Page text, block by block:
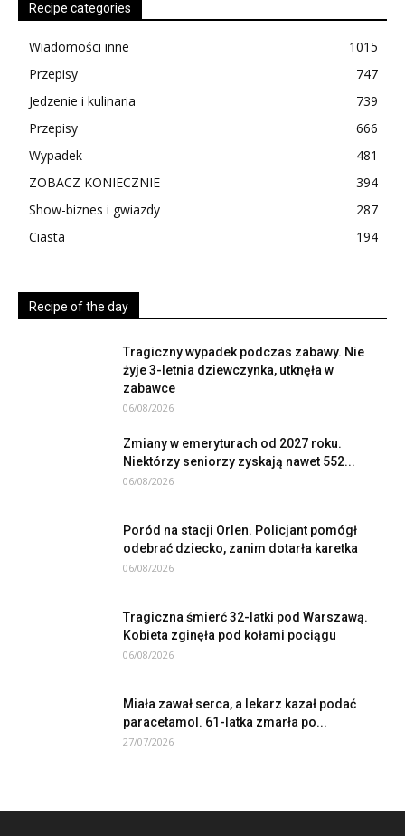
Recipe categories
Wiadomości inne
1015
Przepisy
747
Jedzenie i kulinaria
739
Przepisy
666
Wypadek
481
ZOBACZ KONIECZNIE
394
Show-biznes i gwiazdy
287
Ciasta
194
Recipe of the day
Tragiczny wypadek podczas zabawy. Nie
żyje 3-letnia dziewczynka, utknęła w
zabawce
06/08/2026
Zmiany w emeryturach od 2027 roku.
Niektórzy seniorzy zyskają nawet 552...
06/08/2026
Poród na stacji Orlen. Policjant pomógł
odebrać dziecko, zanim dotarła karetka
06/08/2026
Tragiczna śmierć 32-latki pod Warszawą.
Kobieta zginęła pod kołami pociągu
06/08/2026
Miała zawał serca, a lekarz kazał podać
paracetamol. 61-latka zmarła po...
27/07/2026